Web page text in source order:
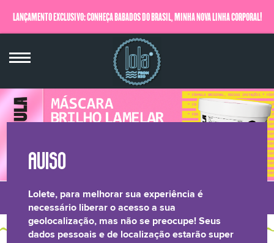
LANÇAMENTO EXCLUSIVO: CONHEÇA BABADOS DO BRASIL, MINHA NOVA LINHA CORPORAL!
QUERO SABER MAIS
LONGEVIDADE
CAPILAR
BRILHO LAMELAR CRESPOS &
CACHOS TRANSPARÊNCIA
Lolete, para melhorar sua experiência é
necessário liberar o acesso a sua
geolocalização, mas não se preocupe! Seus
dados pessoais e de localização estarão super